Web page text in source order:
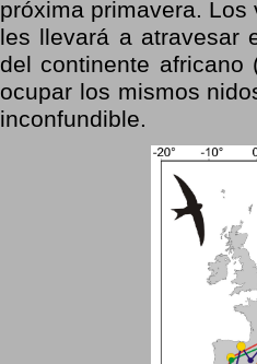
próxima primavera.
les llevará a atravesar
del continente
ocupar los mismos
inconfundible.